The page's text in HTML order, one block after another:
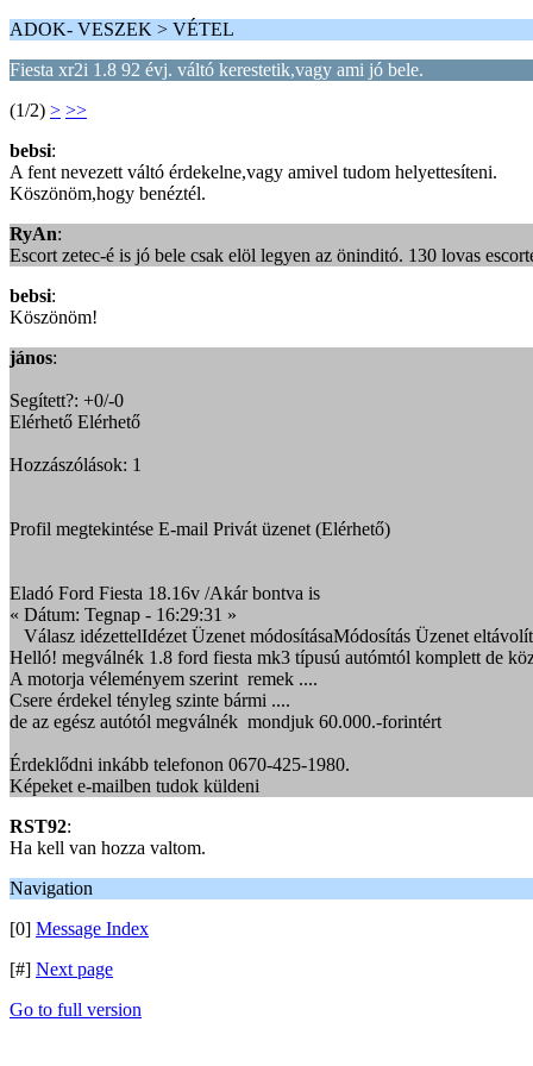
ADOK- VESZEK > VÉTEL
Fiesta xr2i 1.8 92 évj. váltó kerestetik,vagy ami jó bele.
(1/2) > >>
bebsi:
A fent nevezett váltó érdekelne,vagy amivel tudom helyettesíteni.
Köszönöm,hogy benéztél.
RyAn:
Escort zetec-é is jó bele csak elöl legyen az öninditó. 130 lovas
bebsi:
Köszönöm!
jános:
Segített?: +0/-0
Elérhető Elérhető
Hozzászólások: 1
Profil megtekintése E-mail Privát üzenet (Elérhető)
Eladó Ford Fiesta 18.16v /Akár bontva is
« Dátum: Tegnap - 16:29:31 »
Válasz idézettelIdézet Üzenet módosításaMódosítás Üzenet
Helló! megválnék 1.8 ford fiesta mk3 típusú autómtól komplett de
A motorja véleményem szerint remek ....
Csere érdekel tényleg szinte bármi ....
de az egész autótól megválnék mondjuk 60.000.-forintért
Érdeklődni inkább telefonon 0670-425-1980.
Képeket e-mailben tudok küldeni
RST92:
Ha kell van hozza valtom.
Navigation
[0] Message Index
[#] Next page
Go to full version